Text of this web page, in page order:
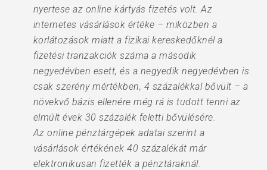
nyertese az online kártyás fizetés volt. Az
internetes vásárlások értéke – miközben a
korlátozások miatt a fizikai kereskedőknél a
fizetési tranzakciók száma a második
negyedévben esett, és a negyedik negyedévben is
csak szerény mértékben, 4 százalékkal bővült – a
növekvő bázis ellenére még rá is tudott tenni az
elmúlt évek 30 százalék feletti bővülésére.
Az online pénztárgépek adatai szerint a
vásárlások értékének 40 százalékát már
elektronikusan fizették a pénztáraknál.